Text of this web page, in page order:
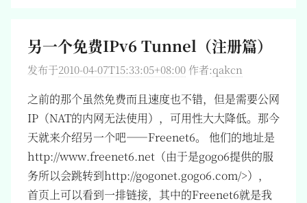
另一个免费IPv6 Tunnel（注册篇）
发布于2010-04-07T15:33:05+08:00 作者:qakcn
之前的那个虽然免费而且速度也不错，但是需要公网
IP（NAT的内网无法使用），可用性大大降低。那今
天就来介绍另一个吧——Freenet6。 他们的地址是
http://www.freenet6.net（由于是gogo6提供的服
务所以会跳转到http://gogonet.gogo6.com/>），
首页上可以看到一排链接，其中的Freenet6就是我